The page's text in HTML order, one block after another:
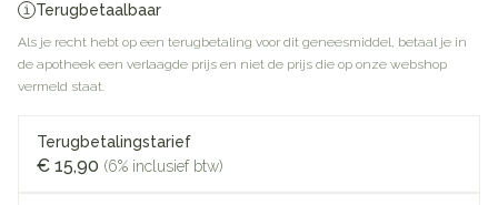
Terugbetaalbaar
Als je recht hebt op een terugbetaling voor dit geneesmiddel, betaal je in
de apotheek een verlaagde prijs en niet de prijs die op onze webshop
vermeld staat.
Terugbetalingstarief
€ 15,90 (6% inclusief btw)